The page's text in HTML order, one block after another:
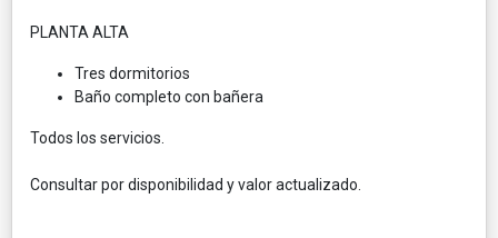
PLANTA ALTA
Tres dormitorios
Baño completo con bañera
Todos los servicios.
Consultar por disponibilidad y valor actualizado.